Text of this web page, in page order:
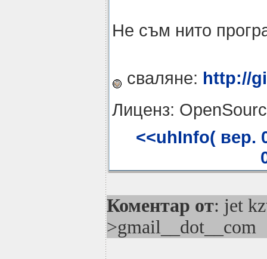
Не съм нито
сваляне: http://
Лиценз:
<<uhInfo( вер.
Коментар от: jet
>gmail__dot__com